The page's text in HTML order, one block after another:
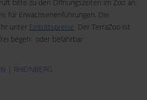
bitte zu den Öffnungszeiten im Zoo an.
für Erwachsenenführungen. Die
unter Eintrittspreise . Der TerraZoo ist
begeh- oder befahrbar.
| RHEINBERG